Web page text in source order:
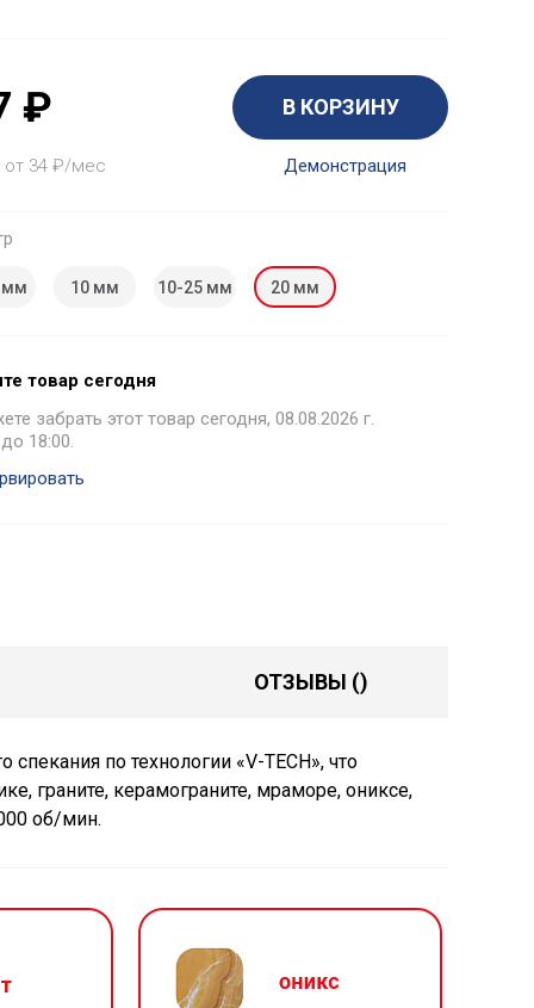
₽ В КОРЗИНУ
34 ₽/мес Демонстрация
мм 10 мм 10-25 мм 20 мм
товар сегодня
забрать этот товар сегодня, 08.08.2026 г.
18:00.
ОТЗЫВЫ ()
по технологии «V-TECH», что
граните, керамограните, мраморе, ониксе,
об/мин.